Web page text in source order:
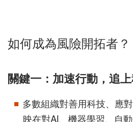
如何成為風險開拓者？
關鍵一：加速行動，追
多數組織對善用科技、應
映在對AI、機器學習、自